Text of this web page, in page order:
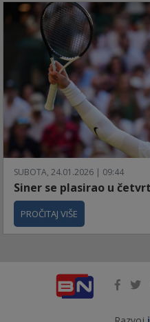
SUBOTA, 24.01.2026 | 09:44
Siner se plasirao u
PROČITAJ VIŠE